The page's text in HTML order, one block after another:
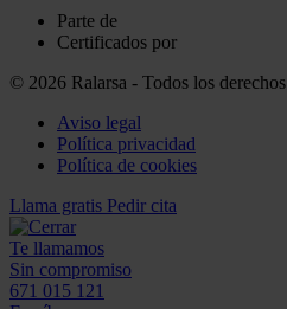
Parte de
Certificados por
© 2026 Ralarsa - Todos los
Aviso legal
Política privacidad
Política de cookies
Llama gratis Pedir cita
Te llamamos
Sin compromiso
671 015 121